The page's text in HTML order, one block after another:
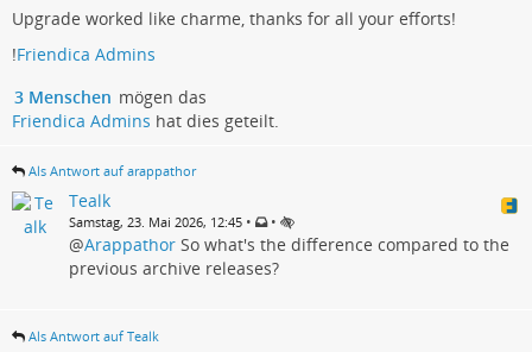
Upgrade worked like charme, thanks for all your efforts!
!Friendica Admins
3 Menschen mögen das
Friendica Admins hat dies geteilt.
Als Antwort auf arappathor
Tealk
Samstag, 23. Mai 2026, 12:45 • •
@Arappathor So what's the difference compared to the
previous archive releases?
Als Antwort auf Tealk